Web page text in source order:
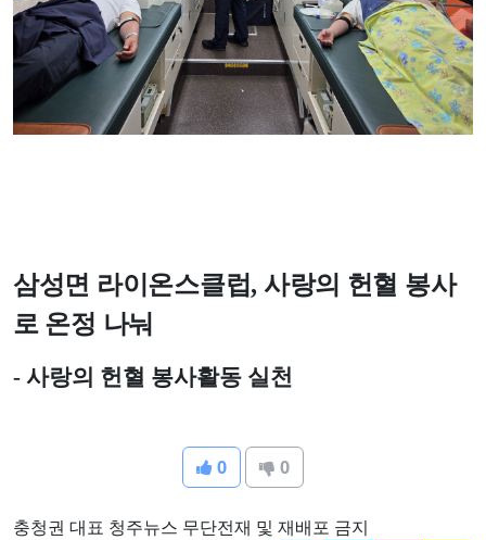
삼성면 라이온스클럽, 사랑의 헌혈 봉사
로 온정 나눠
- 사랑의 헌혈 봉사활동 실천
0 0
충청권 대표 청주뉴스 무단전재 및 재배포 금지